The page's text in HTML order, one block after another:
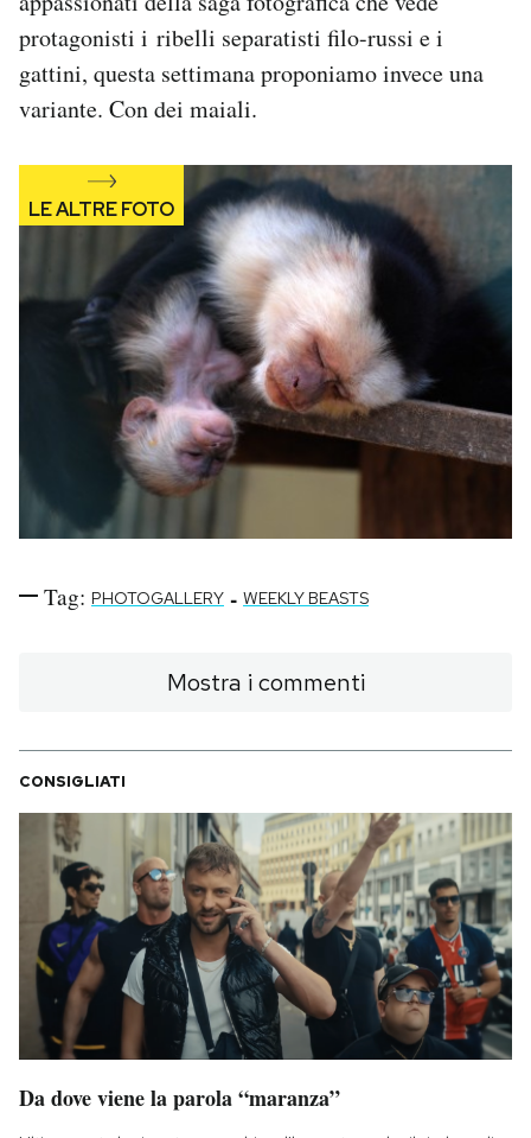
protagonisti i ribelli separatisti filo-russi e i
gattini, questa settimana proponiamo invece una
variante. Con dei maiali.
Tag: PHOTOGALLERY - WEEKLY BEASTS
Mostra i commenti
CONSIGLIATI
Da dove viene la parola “maranza”